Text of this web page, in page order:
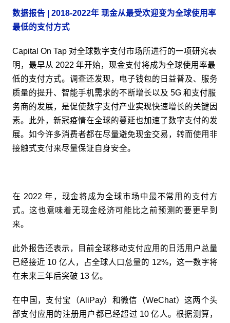
数据报告 | 2018-2022年 现金从最受欢迎变为全球使用率
最低的支付方式
Capital On Tap 对全球数字支付市场所进行的一项研究表
明，最早从 2022 年开始，现金支付将成为全球使用率最
低的支付方式。调查还发现，电子钱包的日益普及、服务
质量的提升、智能手机需求的不断增长以及 5G 和支付服
务商的发展，是促使数字支付产业实现快速增长的关键因
素。此外，新冠疫情在全球的蔓延也加速了数字支付的发
展。如今许多消费者都在尽量避免现金交易，转而使用非
接触式支付来尽量保证自身安全。
在 2022 年，现金将成为全球市场中最不常用的支付方
式。这也意味着无现金经济可能比之前预测的要更早到
来。
此外报告还表示，目前全球移动支付应用的日活用户总量
已经接近 10 亿人，占全球人口总量的 12%，这一数字将
在未来三年后突破 13 亿。
在中国，支付宝（AliPay）和微信（WeChat）这两个头
部支付应用的注册用户都已经超过 10 亿人。根据测算，